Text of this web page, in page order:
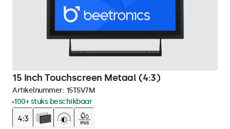
15 Inch Touchscreen Metaal (4:3)
Artikelnummer: 15TSV7M
100+ stuks beschikbaar